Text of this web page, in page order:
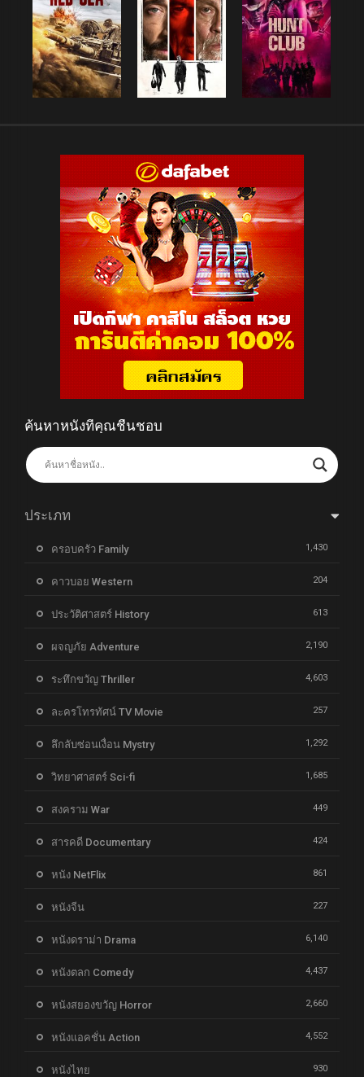
ค้นหาหนังที่คุณชื่นชอบ
ประเภท
ครอบครัว Family 1,430
คาวบอย Western 204
ประวัติศาสตร์ History 613
ผจญภัย Adventure 2,190
ระทึกขวัญ Thriller 4,603
ละครโทรทัศน์ TV Movie 257
ลึกลับซ่อนเงื่อน Mystry 1,292
วิทยาศาสตร์ Sci-fi 1,685
สงคราม War 449
สารคดี Documentary 424
หนัง NetFlix 861
หนังจีน 227
หนังดราม่า Drama 6,140
หนังตลก Comedy 4,437
หนังสยองขวัญ Horror 2,660
หนังแอคชั่น Action 4,552
หนังไทย 930